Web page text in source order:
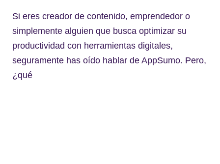
Si eres creador de contenido, emprendedor o
simplemente alguien que busca optimizar su
productividad con herramientas digitales,
seguramente has oído hablar de AppSumo. Pero,
¿qué